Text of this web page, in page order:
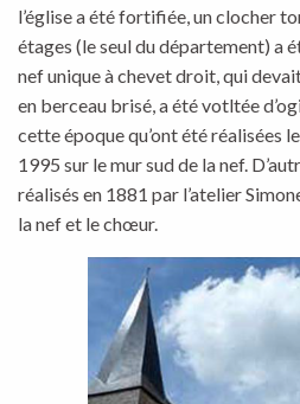
l’église a été fortifiée, un clocher
étages (le seul du département) a
nef unique à chevet droit, qui
en berceau brisé, a été votltée
cette époque qu’ont été réalisées
1995 sur le mur sud de la nef.
réalisés en 1881 par l’atelier
la nef et le chœur.